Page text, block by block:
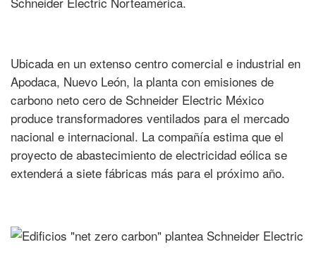
Ubicada en un extenso centro comercial e industrial en
Apodaca, Nuevo León, la planta con emisiones de
carbono neto cero de Schneider Electric México
produce transformadores ventilados para el mercado
nacional e internacional. La compañía estima que el
proyecto de abastecimiento de electricidad eólica se
extenderá a siete fábricas más para el próximo año.